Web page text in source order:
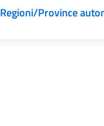
Regioni/Province